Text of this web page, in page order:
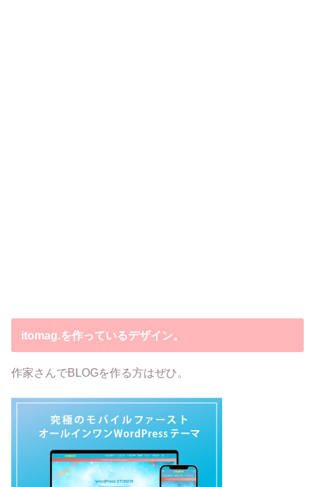
itomag.を作っているデザイン。
作家さんでBLOGを作る方はぜひ。